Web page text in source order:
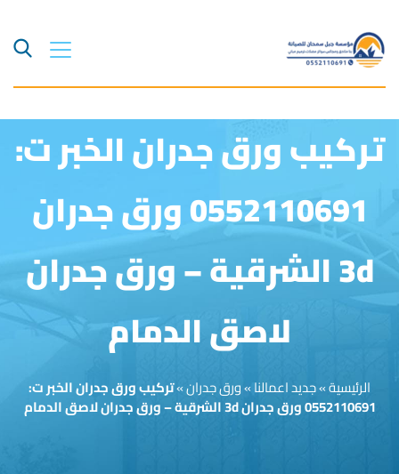
تركيب ورق جدران الخبر ت:
0552110691 ورق جدران
3d الشرقية – ورق جدران
لاصق الدمام
الرئيسية»جديد اعمالنا»ورق جدران»تركيب ورق جدران الخبر ت:
0552110691 ورق جدران 3d الشرقية – ورق جدران لاصق الدمام